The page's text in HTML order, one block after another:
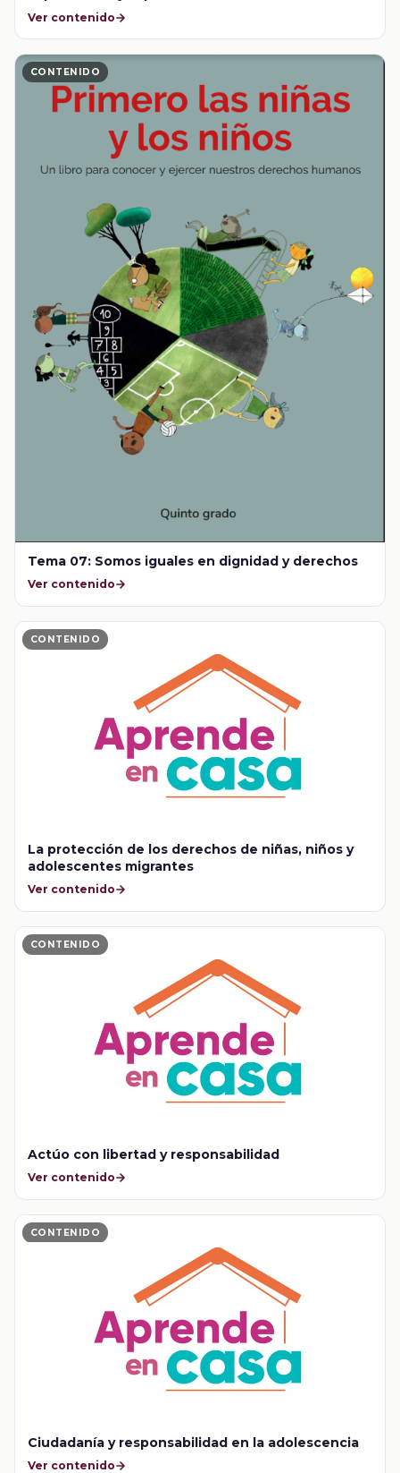
Ver contenido
CONTENIDO
Tema 07: Somos iguales en dignidad y derechos
Ver contenido
CONTENIDO
La protección de los derechos de niñas, niños y
adolescentes migrantes
Ver contenido
CONTENIDO
Actúo con libertad y responsabilidad
Ver contenido
CONTENIDO
Ciudadanía y responsabilidad en la adolescencia
Ver contenido